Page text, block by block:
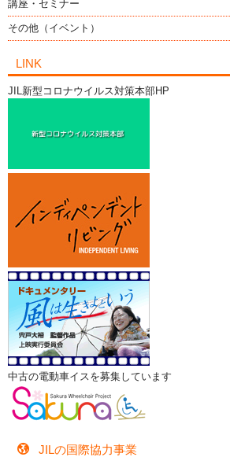
講座・セミナー
その他（イベント）
LINK
JIL新型コロナウイルス対策本部HP
中古の電動車イスを募集しています
JILの国際協力事業